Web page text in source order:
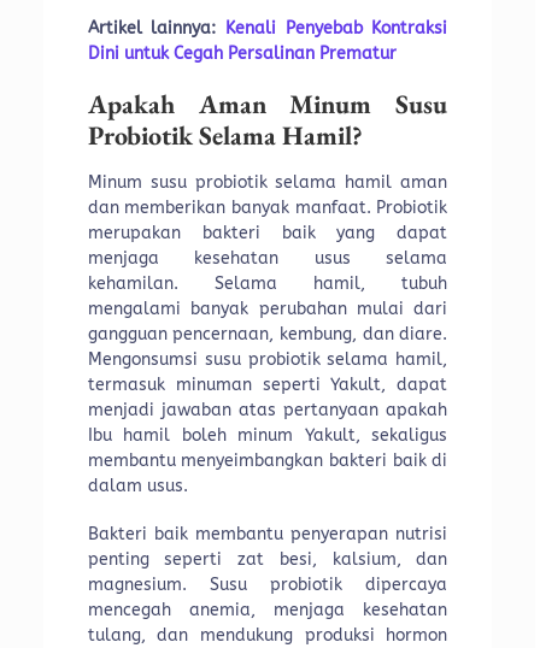
Artikel lainnya:
Kenali Penyebab Kontraksi
Dini untuk Cegah Persalinan Prematur
Apakah Aman Minum Susu
Probiotik Selama Hamil?
Minum susu probiotik selama hamil aman
dan memberikan banyak manfaat. Probiotik
merupakan bakteri baik yang dapat
menjaga kesehatan usus selama
kehamilan. Selama hamil, tubuh
mengalami banyak perubahan mulai dari
gangguan pencernaan, kembung, dan diare.
Mengonsumsi susu probiotik selama hamil,
termasuk minuman seperti Yakult, dapat
menjadi jawaban atas pertanyaan apakah
Ibu hamil boleh minum Yakult, sekaligus
membantu menyeimbangkan bakteri baik di
dalam usus.
Bakteri baik membantu penyerapan nutrisi
penting seperti zat besi, kalsium, dan
magnesium. Susu probiotik dipercaya
mencegah anemia, menjaga kesehatan
tulang, dan mendukung produksi hormon